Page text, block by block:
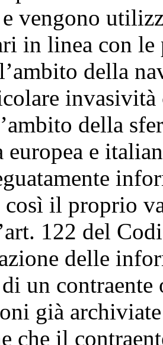
e vengono
in linea con le
della
della
e
così il proprio
122 del
delle
un contraente
già
che il